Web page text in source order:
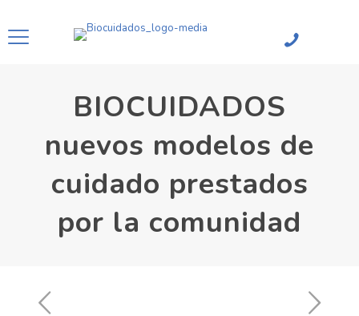
BIOCUIDADOS
nuevos modelos de
cuidado prestados
por la comunidad